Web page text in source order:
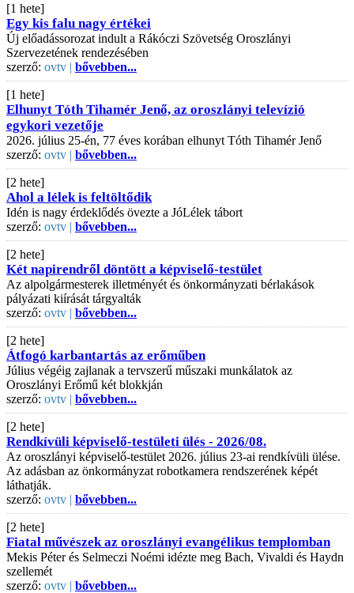
[1 hete]
Egy kis falu nagy értékei
Új előadássorozat indult a Rákóczi Szövetség Oroszlányi
Szervezetének rendezésében
szerző: ovtv | bővebben...
[1 hete]
Elhunyt Tóth Tihamér Jenő, az oroszlányi televízió
egykori vezetője
2026. július 25-én, 77 éves korában elhunyt Tóth Tihamér Jenő
szerző: ovtv | bővebben...
[2 hete]
Ahol a lélek is feltöltődik
Idén is nagy érdeklődés övezte a JóLélek tábort
szerző: ovtv | bővebben...
[2 hete]
Két napirendről döntött a képviselő-testület
Az alpolgármesterek illetményét és önkormányzati bérlakások
pályázati kiírását tárgyalták
szerző: ovtv | bővebben...
[2 hete]
Átfogó karbantartás az erőműben
Július végéig zajlanak a tervszerű műszaki munkálatok az
Oroszlányi Erőmű két blokkján
szerző: ovtv | bővebben...
[2 hete]
Rendkívüli képviselő-testületi ülés - 2026/08.
Az oroszlányi képviselő-testület 2026. július 23-ai rendkívüli ülése.
Az adásban az önkormányzat robotkamera rendszerének képét
láthatják.
szerző: ovtv | bővebben...
[2 hete]
Fiatal művészek az oroszlányi evangélikus templomban
Mekis Péter és Selmeczi Noémi idézte meg Bach, Vivaldi és Haydn
szellemét
szerző: ovtv | bővebben...